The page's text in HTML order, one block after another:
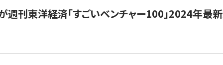
週刊東洋経済「すごいベンチャー100」2024年最